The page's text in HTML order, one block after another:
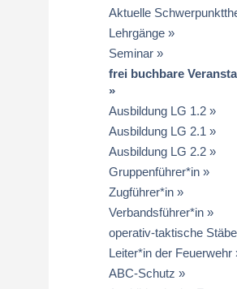
Aktuelle
Lehrgänge
Seminar
frei buchbare
Ausbildung LG 1.2
Ausbildung LG 2.1
Ausbildung LG 2.2
Gruppenführer*in
Zugführer*in
Verbandsführer*in
operativ-taktische Stäbe
Leiter*in der Feuerwehr
ABC-Schutz